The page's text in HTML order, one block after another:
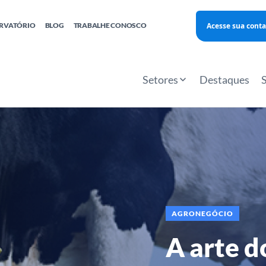
BLOG TRABALHE CONOSCO Acesse sua conta
Setores Destaques
AGRONEGÓCIO
A arte